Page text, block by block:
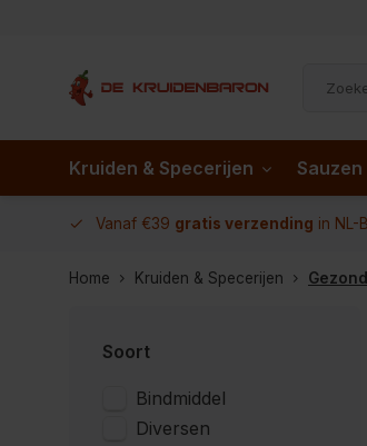
Kruiden & Specerijen Sauzen
Vanaf €39 gratis verzending in NL-
Home Kruiden & Specerijen
Soort
Bindmiddel
Diversen